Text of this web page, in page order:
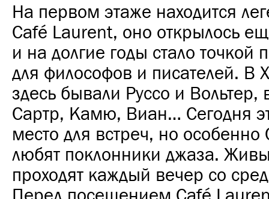
На первом этаже находится
Café Laurent, оно открылось
и на долгие годы стало точкой
для философов и писателей. В
здесь бывали Руссо и Вольтер,
Сартр, Камю, Виан… Сегодня
место для встреч, но
любят поклонники джаза.
проходят каждый вечер со